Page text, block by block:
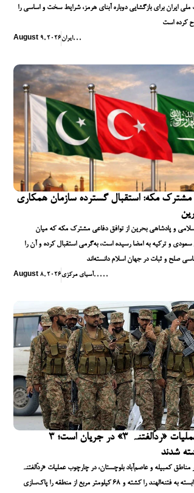
ایران برای بازگشایی دوباره آبنای هرمز، شرایط سخت و اساسی را
کرده است
August 9, 2026ایران, , ,
مشترک مکه: استقبال گسترده سازمان همکاری
و پادشاهی بحرین از توافق دفاعی مشترک مکه که میان
سعودی و ترکیه به امضا رسیده است، به‌گرمی استقبال کرده و آن را
صلح و ثبات در جهان اسلام دانسته‌اند
August 8, 2026آسیای مرکزی, , , , ,
بلوچستان: عملیات «ردّالفتنہ ۳» در جریان است؛ ۳
شدند
مناطق کمبیله و عاصم‌آباد بلوچستان، در چارچوب عملیات «ردّالفتنہ
۳»، ۳ تروریست وابسته به فتنه‌الهند را کشته و ۶۸ کیلومتر مربع از منطقه را پاک‌سازی